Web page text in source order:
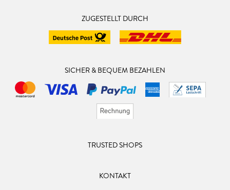
ZUGESTELLT DURCH
SICHER & BEQUEM BEZAHLEN
TRUSTED SHOPS
KONTAKT